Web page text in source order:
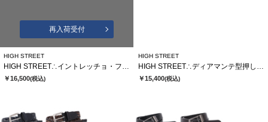
再入荷受付
HIGH STREET
￥16,500(税込)
HIGH STREET
￥15,400(税込)